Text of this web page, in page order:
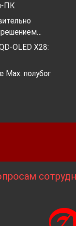
ПК
OLED X28:
Max: полубог